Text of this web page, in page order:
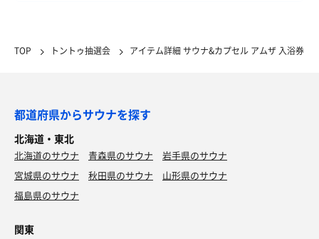
TOP トントゥ抽選会 アイテム詳細 サウナ&カプセル アムザ 入浴券
都道府県からサウナを探す
北海道・東北
北海道のサウナ 青森県のサウナ
岩手県のサウナ
宮城県のサウナ
秋田県のサウナ
山形県のサウナ
福島県のサウナ
関東